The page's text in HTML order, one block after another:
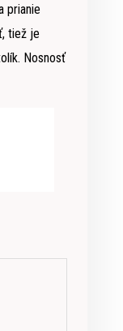
prianie
tiež je
Nosnosť